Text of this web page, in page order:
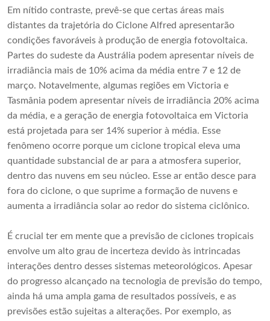
Em nítido contraste, prevê-se que certas áreas mais
distantes da trajetória do Ciclone Alfred apresentarão
condições favoráveis ​​à produção de energia fotovoltaica.
Partes do sudeste da Austrália podem apresentar níveis de
irradiância mais de 10% acima da média entre 7 e 12 de
março. Notavelmente, algumas regiões em Victoria e
Tasmânia podem apresentar níveis de irradiância 20% acima
da média, e a geração de energia fotovoltaica em Victoria
está projetada para ser 14% superior à média. Esse
fenômeno ocorre porque um ciclone tropical eleva uma
quantidade substancial de ar para a atmosfera superior,
dentro das nuvens em seu núcleo. Esse ar então desce para
fora do ciclone, o que suprime a formação de nuvens e
aumenta a irradiância solar ao redor do sistema ciclônico.
É crucial ter em mente que a previsão de ciclones tropicais
envolve um alto grau de incerteza devido às intrincadas
interações dentro desses sistemas meteorológicos. Apesar
do progresso alcançado na tecnologia de previsão do tempo,
ainda há uma ampla gama de resultados possíveis, e as
previsões estão sujeitas a alterações. Por exemplo, as